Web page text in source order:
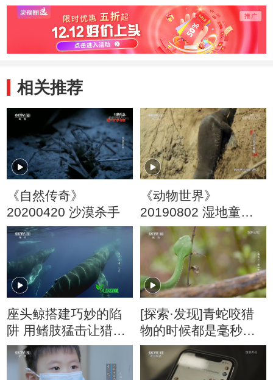
动物带来一场盛宴
千里
相关推荐
《自然传奇》
20200420 沙漠杀手
《动物世界》
20190802 湿地童话
故事
座头鲸搭建巧妙的陷
阱 用鳍肢猛击让猎物
晕头转向
[探索·发现]青蛇咬猎
物的时候都是毫秒级
的攻击